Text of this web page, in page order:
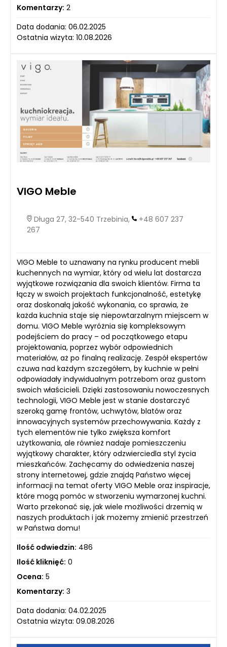
Komentarzy: 2
Data dodania: 06.02.2025
Ostatnia wizyta: 10.08.2026
VIGO Meble
Długa 27, 32-540 Trzebinia,
+48 607 237
267
VIGO Meble to uznawany na rynku producent mebli
kuchennych na wymiar, który od wielu lat dostarcza
wyjątkowe rozwiązania dla swoich klientów. Firma ta
łączy w swoich projektach funkcjonalność, estetykę
oraz doskonałą jakość wykonania, co sprawia, że
każda kuchnia staje się niepowtarzalnym miejscem w
domu. VIGO Meble wyróżnia się kompleksowym
podejściem do pracy – od początkowego etapu
projektowania, poprzez wybór odpowiednich
materiałów, aż po finalną realizację. Zespół ekspertów
czuwa nad każdym szczegółem, by kuchnie w pełni
odpowiadały indywidualnym potrzebom oraz gustom
swoich właścicieli. Dzięki zastosowaniu nowoczesnych
technologii, VIGO Meble jest w stanie dostarczyć
szeroką gamę frontów, uchwytów, blatów oraz
innowacyjnych systemów przechowywania. Każdy z
tych elementów nie tylko zwiększa komfort
użytkowania, ale również nadaje pomieszczeniu
wyjątkowy charakter, który odzwierciedla styl życia
mieszkańców. Zachęcamy do odwiedzenia naszej
strony internetowej, gdzie znajdą Państwo więcej
informacji na temat oferty VIGO Meble oraz inspiracje,
które mogą pomóc w stworzeniu wymarzonej kuchni.
Warto przekonać się, jak wiele możliwości drzemią w
naszych produktach i jak możemy zmienić przestrzeń
w Państwa domu!
Ilość odwiedzin: 486
Ilość kliknięć: 0
Ocena: 5
Komentarzy: 3
Data dodania: 04.02.2025
Ostatnia wizyta: 09.08.2026